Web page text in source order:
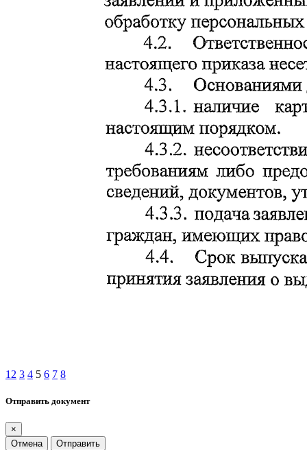
1 2 3 4 5 6 7 8
Отправить документ
×
Отмена
Отправить